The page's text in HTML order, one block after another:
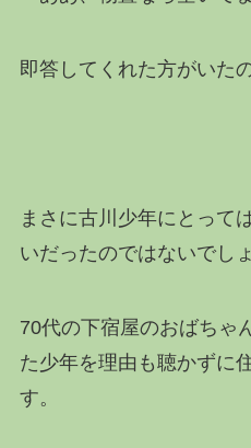
即答してくれた方がいた
まさに古川少年にとって
いだったのではないでし
70代の下宿屋のおばちゃ
た少年を理由も聴かずに
す。